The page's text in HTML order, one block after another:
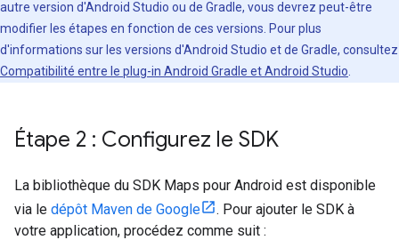
autre version d'Android Studio ou de Gradle, vous devrez peut-être
modifier les étapes en fonction de ces versions. Pour plus
d'informations sur les versions d'Android Studio et de Gradle, consultez
Compatibilité entre le plug-in Android Gradle et Android Studio
Étape 2 : Configurez le SDK
La bibliothèque du SDK Maps pour Android est disponible
via le dépôt Maven de Google
. Pour ajouter le SDK à
votre application, procédez comme suit :